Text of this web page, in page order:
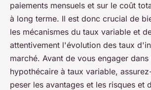
paiements mensuels et sur le coût
à long terme. Il est donc crucial de
les mécanismes du taux variable et
attentivement l'évolution des taux
marché. Avant de vous engager
hypothécaire à taux variable,
peser les avantages et les risques et